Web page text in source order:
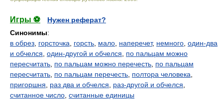
Игры ⚽
Нужен реферат?
Синонимы:
в обрез горсточка горсть мало наперечет, немного один-два
и обчелся один-другой и обчелся
по пальцам можно
пересчитать по пальцам можно перечесть по пальцам
пересчитать по пальцам перечесть полтора человека
пригоршня
раз два и обчелся раз-другой и обчелся
считанное число считанные единицы